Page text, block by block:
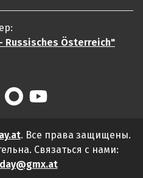
- Russisches Österreich"
. Все права защищены.
Связаться с нами: